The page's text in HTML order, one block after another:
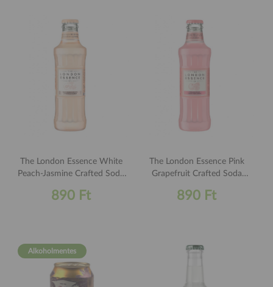
The London Essence White
Peach-Jasmine Crafted Soda
890 Ft
The London Essence Pink
Grapefruit Crafted Soda
890 Ft
Alkoholmentes